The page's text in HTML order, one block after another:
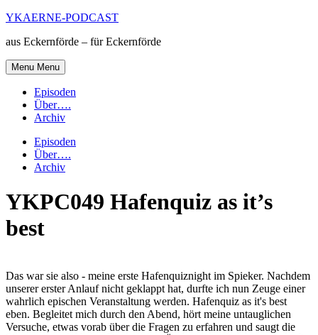
Skip
content
YKAERNE-PODCAST
aus Eckernförde – für Eckernförde
Menu Menu
Episoden
Über….
Archiv
Episoden
Über….
Archiv
YKPC049 Hafenquiz as it’s
best
Das war sie also - meine erste Hafenquiznight im Spieker. Nachdem
unserer erster Anlauf nicht geklappt hat, durfte ich nun Zeuge einer
wahrlich epischen Veranstaltung werden. Hafenquiz as it's best
eben. Begleitet mich durch den Abend, hört meine untauglichen
Versuche, etwas vorab über die Fragen zu erfahren und saugt die